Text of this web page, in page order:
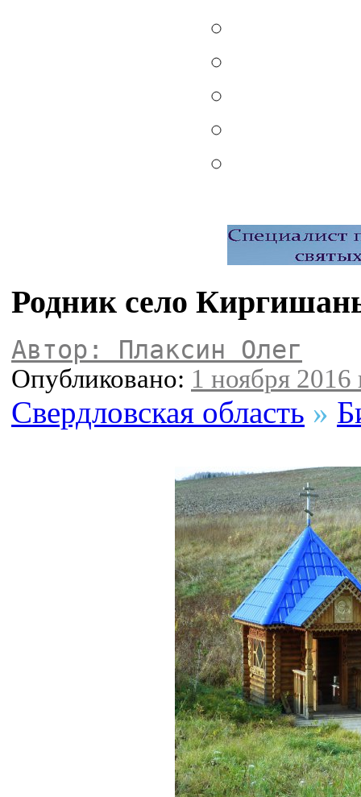
Родник село
Автор: Плаксин Олег
Опубликовано: 1 ноября 2016
Свердловская область »